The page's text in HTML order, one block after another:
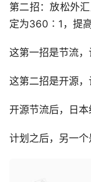
第二招：放松外
定为360∶1，提高
这第一招是节流，
这第二招是开源，
开源节流后，日本
计划之后，另一个